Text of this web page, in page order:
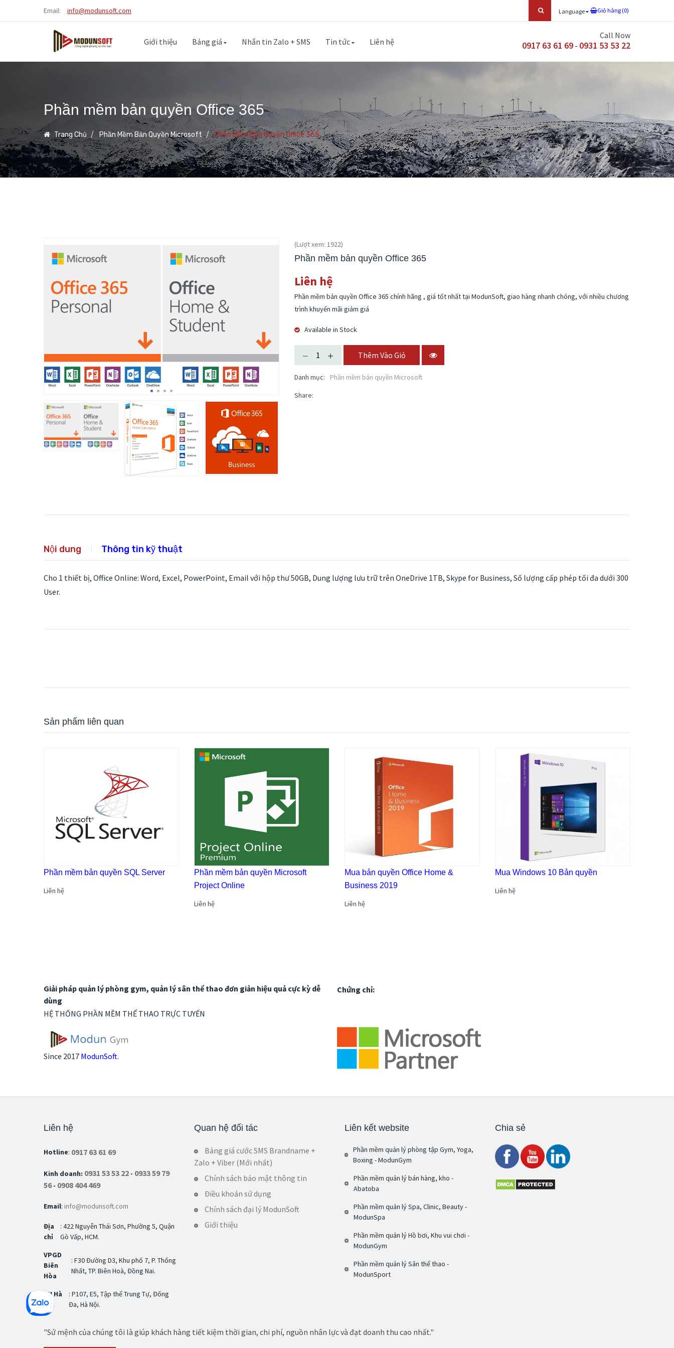
Email: info@modunsoft.com Language Giỏ hàng (0)
Giới thiệu Bảng giá Nhắn tin Zalo + SMS Tin tức Liên hệ
Call Now
0917 63 61 69 - 0931 53 53 22
Phần mềm bản quyền Office 365
Trang Chủ Phần Mềm Bản Quyền Microsoft Phần Mềm Bản Quyền Office 365
(Lượt xem: 1922)
Phần mềm bản quyền Office 365
Liên hệ
Phần mềm bản quyền Office 365 chính hãng , giá tốt nhất tại ModunSoft, giao hàng nhanh chóng, với nhiều chương
trình khuyến mãi giảm giá
Available in Stock
Thêm Vào Giỏ
Danh mục:
Phần mềm bản quyền Microsoft
Share:
Nội dung Thông tin kỹ thuật
Cho 1 thiết bị, Office Online: Word, Excel, PowerPoint, Email với hộp thư 50GB, Dung lượng lưu trữ trên OneDrive 1TB, Skype for Business, Số lượng cấp phép tối đa dưới 300
User.
Sản phẩm liên quan
Phần mềm bản quyền SQL Server
Liên hệ
Phần mềm bản quyền Microsoft
Project Online
Liên hệ
Mua bản quyền Office Home &
Business 2019
Liên hệ
Mua Windows 10 Bản quyền
Liên hệ
Giải pháp quản lý phòng gym, quản lý sân thể thao đơn giản hiệu quả cực kỳ dễ
dùng
HỆ THỐNG PHẦN MỀM THỂ THAO TRỰC TUYẾN
Since 2017 ModunSoft.
Chứng chỉ:
Liên hệ
Hotline: 0917 63 61 69
Kinh doanh: 0931 53 53 22 - 0933 59 79
56- 0908 404 469
Email: info@modunsoft.com
Địa
chỉ
: 422 Nguyễn Thái Sơn, Phường 5, Quận
Gò Vấp, HCM.
VPGD
Biên
Hòa
: F30 Đường D3, Khu phố 7, P. Thống
Nhất, TP. Biên Hoà, Đồng Nai.
CN Hà
Nội
: P107, E5, Tập thể Trung Tự, Đống
Đa, Hà Nội.
Quan hệ đối tác
Bảng giá cước SMS Brandname +
Zalo + Viber (Mới nhất)
Chính sách bảo mật thông tin
Điều khoản sử dụng
Chính sách đại lý ModunSoft
Giới thiệu
Liên kết website
Phần mềm quản lý phòng tập Gym, Yoga,
Boxing - ModunGym
Phần mềm quản lý bán hàng, kho -
Abatoba
Phần mềm quản lý Spa, Clinic, Beauty -
ModunSpa
Phần mềm quản lý Hồ bơi, Khu vui chơi -
ModunGym
Phần mềm quản lý Sân thể thao -
ModunSport
Chia sẻ
"Sứ mệnh của chúng tôi là giúp khách hàng tiết kiệm thời gian, chi phí, nguồn nhân lực và đạt doanh thu cao nhất."